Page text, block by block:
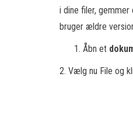
i dine filer,
bruger ældre
Åbn et
2. Vælg nu File og